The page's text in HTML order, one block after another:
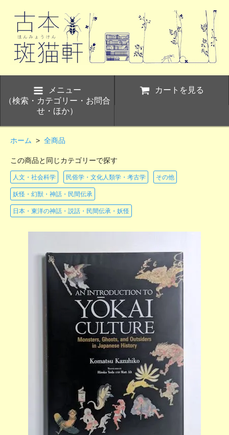
メニュー
（検索・カテゴリー・お問合
せ・ほか）
カートを見る
ホーム > 全商品
この商品と同じカテゴリーで探す
人文・社会科学 民俗学・文化人類学・考古学 その他
妖怪・幻獣・神話・民間伝承
日本・東洋の神話・説話・民間伝承・妖怪